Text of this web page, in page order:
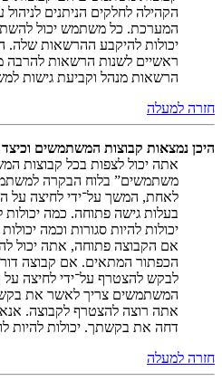
הקהילה לחלקים הניתנים
המערכת. כל משתמש יכול
יכולות להיקבע ההרשאות שלה.
ראשיים לשנות הרשאות להרבה
הרשאות מנהל וקביעת גישות
חזרה למעלה
היכן נמצאות קבוצות המשתמשים
אתה יכול לצפות בכל קבוצות
משתמשים” בלוח הבקרה
לאחת, המשך על־ידי לחיצה על
בעלות גישה פתוחה. כמה
יכולות להיות סגורות וכמה
אם הקבוצה פתוחה, אתה יכול
הכפתור המתאים. אם קבוצה
לבקש להצטרף על־ידי לחיצה
המשתמשים צריך לאשר את
אתה רוצה להצטרף לקבוצה.
דחה את בקשתך. יכולות להיות
חזרה למעלה